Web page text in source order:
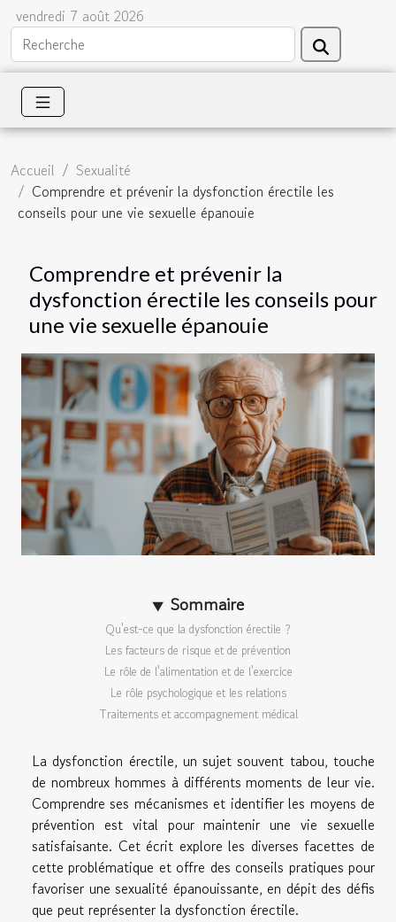
vendredi 7 août 2026
Accueil
Sexualité
Comprendre et prévenir la dysfonction érectile les
conseils pour une vie sexuelle épanouie
Comprendre et prévenir la
dysfonction érectile les conseils pour
une vie sexuelle épanouie
Sommaire
Qu'est-ce que la dysfonction érectile ?
Les facteurs de risque et de prévention
Le rôle de l'alimentation et de l'exercice
Le rôle psychologique et les relations
Traitements et accompagnement médical
La dysfonction érectile, un sujet souvent tabou, touche
de nombreux hommes à différents moments de leur vie.
Comprendre ses mécanismes et identifier les moyens de
prévention est vital pour maintenir une vie sexuelle
satisfaisante. Cet écrit explore les diverses facettes de
cette problématique et offre des conseils pratiques pour
favoriser une sexualité épanouissante, en dépit des défis
que peut représenter la dysfonction érectile.